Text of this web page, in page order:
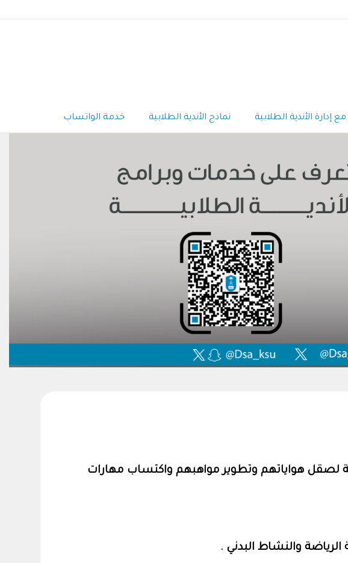
إدارة الأندية الطلابية نماذج الأندية الطلابية خدمة الواتساب
لصقل هواياتهم وتطوير مواهبهم واكتساب مهارات
والنشاط البدني .